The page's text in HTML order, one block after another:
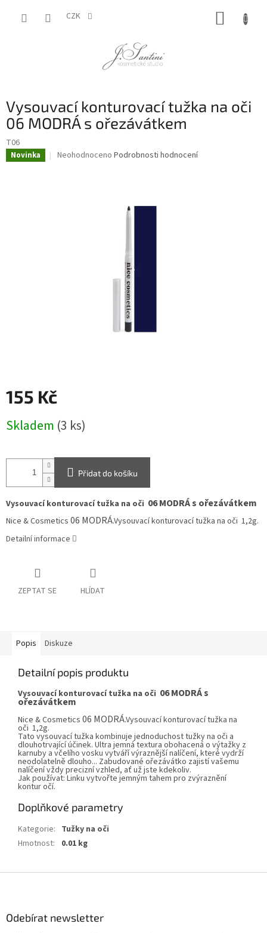
CZK
Vysouvací konturovací tužka na oči
06 MODRÁ s ořezávátkem
T06
Novinka
Průměrné
Neohodnoceno Podrobnosti hodnocení
155 Kč
cena:
Skladem (3 ks)
Přidat do košíku
Vysouvací konturovací tužka na oči 06 MODRÁ s ořezávátkem
Nice &Cosmetics 06 MODRÁ.Vysouvací konturovací tužka na oči 1,2g.
Detailní informace
ZEPTAT SE HLÍDAT
Popis Diskuze
Detailní popis produktu
Vysouvací konturovací tužka na oči 06 MODRÁ s
ořezávátkem
Nice &Cosmetics 06 MODRÁ.Vysouvací konturovací tužka na
oči 1,2g.
Tato vysouvací tužka kombinuje jednoduchost tužky na oči a
dlouhotrvající účinek. Ultra jemná textura obohacená o výtažky z
karnuby a včelího vosku vytváří výraznější nalíčení, které vydrží
neodolatelně dlouho... Zabudované ořezávátko zajistí vašemu
nalíčení vždy precizní vzhled, ať už jste kdekoliv.
Jak používat: Linku vytvořte jemným tahem pro zvýraznění
kontur očí.
Doplňkové parametry
Kategorie: Tužky na oči
Hmotnost: 0.01 kg
Odebírat newsletter